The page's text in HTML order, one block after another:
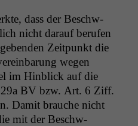
dass der Beschw­
nicht darauf berufen
Zeit­punkt die
wegen
im Hin­blick auf die
BVbzw. Art. 6 Ziff.
Damit brauche nicht
mit der Beschw­